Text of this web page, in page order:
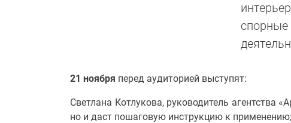
спорные
21 ноября перед аудиторией выступят:
Светлана Котлукова, руководитель агентства
но и даст пошаговую инструкцию к применению;